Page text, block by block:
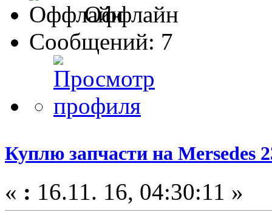
Оффлайн
Сообщений: 7
Куплю запчасти на Mersedes
« : 16.11. 16, 04:30:11 »